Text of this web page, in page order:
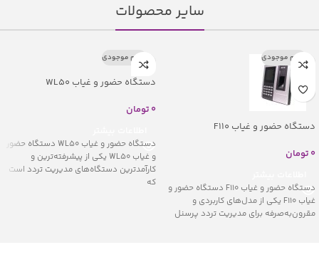
سایر محصولات
اتمام موجودی
دستگاه حضور و غیاب F110
0 تومان
دستگاه حضور و غیاب F110 دستگاه حضور و
غیاب F110 یکی از مدل‌های کاربردی و
مقرون‌به‌صرفه برای مدیریت تردد پرسنل
اتمام موجودی
دستگاه حضور و غیاب WL50
0 تومان
دستگاه حضور و غیاب WL50 دستگاه حضور
و غیاب WL50 یکی از پیشرفته‌ترین و
کارآمدترین دستگاه‌های مدیریت تردد است
که